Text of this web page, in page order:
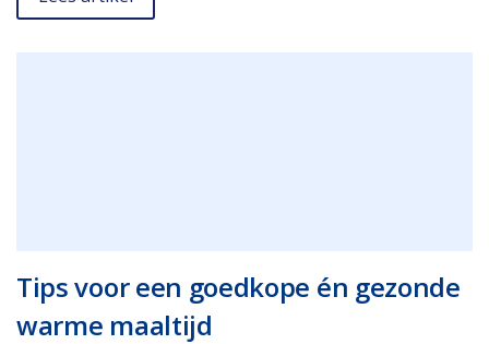
Tips voor een goedkope én gezonde
warme maaltijd